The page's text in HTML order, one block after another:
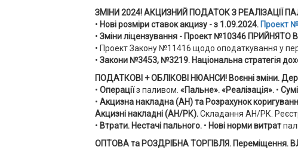
ЗМІНИ 2024! АКЦИЗНИЙ ПОДАТОК З РЕАЛІЗАЦІЇ
• Нові розміри ставок акцизу -з 1.09.2024. Проект
• Зміни ліцензування - Проект №10346 ПРИЙНЯТО
• Проект Закону №11416 щодо оподаткування у
• Закони №3453, №3219. Національна стратегія
ПОДАТКОВІ + ОБЛІКОВІ НЮАНСИ! Воєнні зміни.
• Операціїз паливом. «Пальне».«Реалізація». •
• Акцизна накладна (АН) та Розрахунок
Акцизні накладні (АН/РК).Складання АН/РК.
• Втрати. Нестачі пального. • Нові норми витрат
ОПТОВА та РОЗДРІБНА ТОРГІВЛЯ. Переміщення.